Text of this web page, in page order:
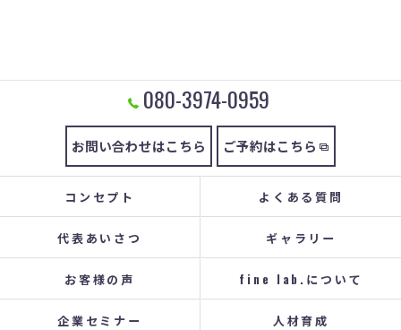
080-3974-0959
お問い合わせはこちら ご予約はこちら
コンセプト よくある質問
代表あいさつ ギャラリー
お客様の声 fine lab.について
企業セミナー 人材育成